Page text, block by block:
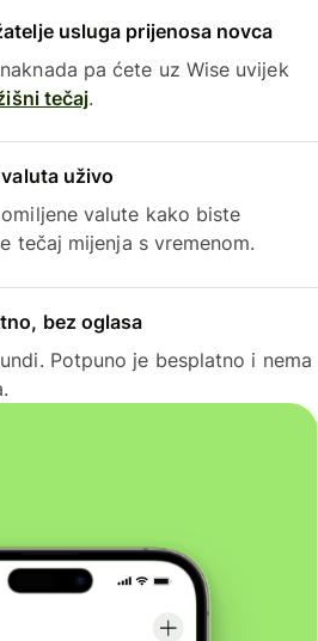
usluga prijenosa novca
pa ćete uz Wise uvijek
tečaj.
uživo
valute kako biste
tečaj mijenja s vremenom.
bez oglasa
Potpuno je besplatno i nema